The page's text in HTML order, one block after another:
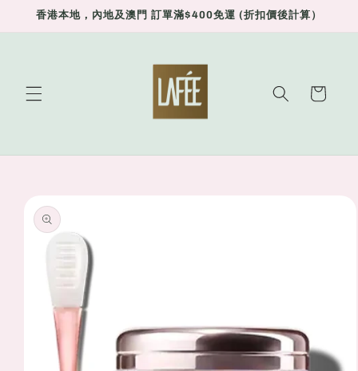
Skip to
香港本地，內地及澳門 訂單滿$400免運 (折扣價後計算）
Cart
product
information